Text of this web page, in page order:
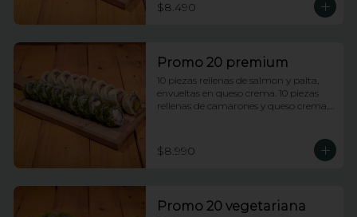
$8.490
Promo 20 premium
10 piezas rellenas de salmon y palta,
envueltas en queso crema. 10 piezas
rellenas de camarones y queso crema,
$8.990
Promo 20 vegetariana